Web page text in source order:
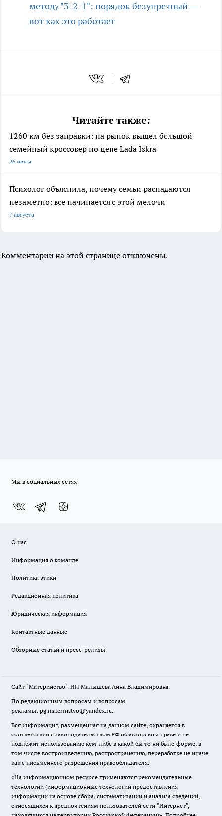
методу "3-2-1": порядок безупречный —
вот как это работает
Читайте также:
1260 км без заправки: на рынок вышел большой
семейный кроссовер по цене Lada Iskra
26 июля
Психолог объяснила, почему семьи распадаются
незаметно: все начинается с этой мелочи
7 августа
Комментарии на этой странице отключены.
Мы в социальных сетях
О нас
Информация о команде
Политика этики
Редакционная политика
Юридическая информация
Контактные данные
Обзорные статьи и пресс-релизы
Сайт "Материнство". ИП Малышева Анна Владимировна.
По редакционным вопросам и вопросам
рекламы: pg.materinstvo@yandex.ru.
Вся информация, размещенная на данном сайте, охраняется в
соответствии с законодательством РФ об авторском праве и не
подлежит использованию кем-либо в какой бы то ни было форме, в
том числе воспроизведению, распространению, переработке не иначе
как с письменного разрешения правообладателя.
«На информационном ресурсе применяются рекомендательные
технологии (информационные технологии предоставления
информации на основе сбора, систематизации и анализа сведений,
относящихся к предпочтениям пользователей сети "Интернет",